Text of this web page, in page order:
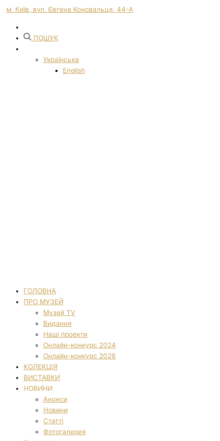
м. Київ, вул. Євгена Коновальця, 44-А
ПОШУК
Українська
English
ГОЛОВНА
ПРО МУЗЕЙ
Музей TV
Видання
Наші проекти
Онлайн-конкурс 2024
Онлайн-конкурс 2026
КОЛЕКЦІЯ
ВИСТАВКИ
НОВИНИ
Анонси
Новини
Статті
Фотогалерея